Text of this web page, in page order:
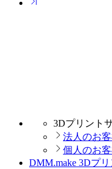
3Dプリント
法人のお
個人のお
DMM.make 3Dプ